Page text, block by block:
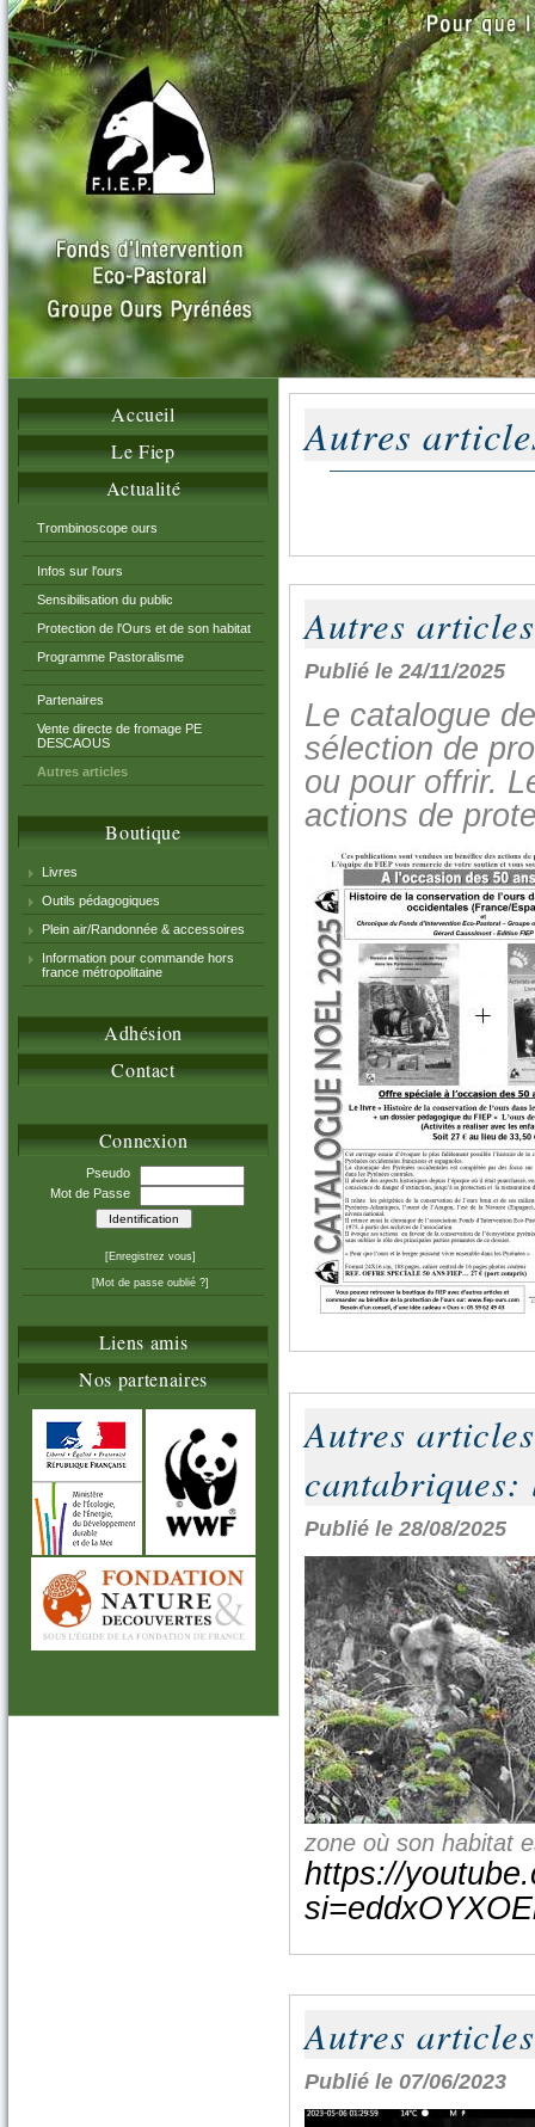
Accueil
Le Fiep
Actualité
Trombinoscope ours
Infos sur l'ours
Sensibilisation du public
Protection de l'Ours et de son habitat
Programme Pastoralisme
Partenaires
Vente directe de fromage PE
DESCAOUS
Autres articles
Boutique
Livres
Outils pédagogiques
Plein air/Randonnée & accessoires
Information pour commande hors
france métropolitaine
Adhésion
Contact
Connexion
Pseudo
Mot de Passe
[Enregistrez vous]
[Mot de passe oublié ?]
Liens amis
Nos partenaires
Autres
Autres articles
Publié le 24/11/2025
Le catalogue
sélection de
ou pour offrir.
actions de
Autres articles
Publié le 28/08/2025
zone où son habitat
https://
Autres articles
Publié le 07/06/2023